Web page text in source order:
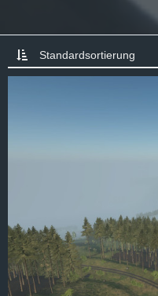
Standardsortierung